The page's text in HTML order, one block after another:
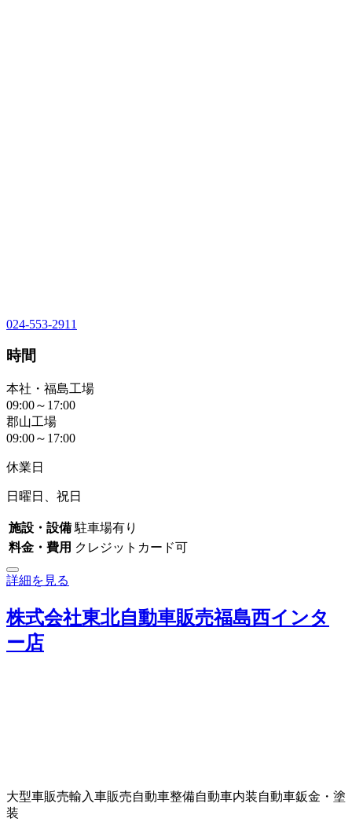
024-553-2911
時間
本社・福島工場
09:00～17:00
郡山工場
09:00～17:00
休業日
日曜日、祝日
施設・設備 駐車場有り
料金・費用 クレジットカード可
詳細を見る
株式会社東北自動車販売福島西インタ
ー店
大型車販売輸入車販売自動車整備自動車内装自動車鈑金・塗
装